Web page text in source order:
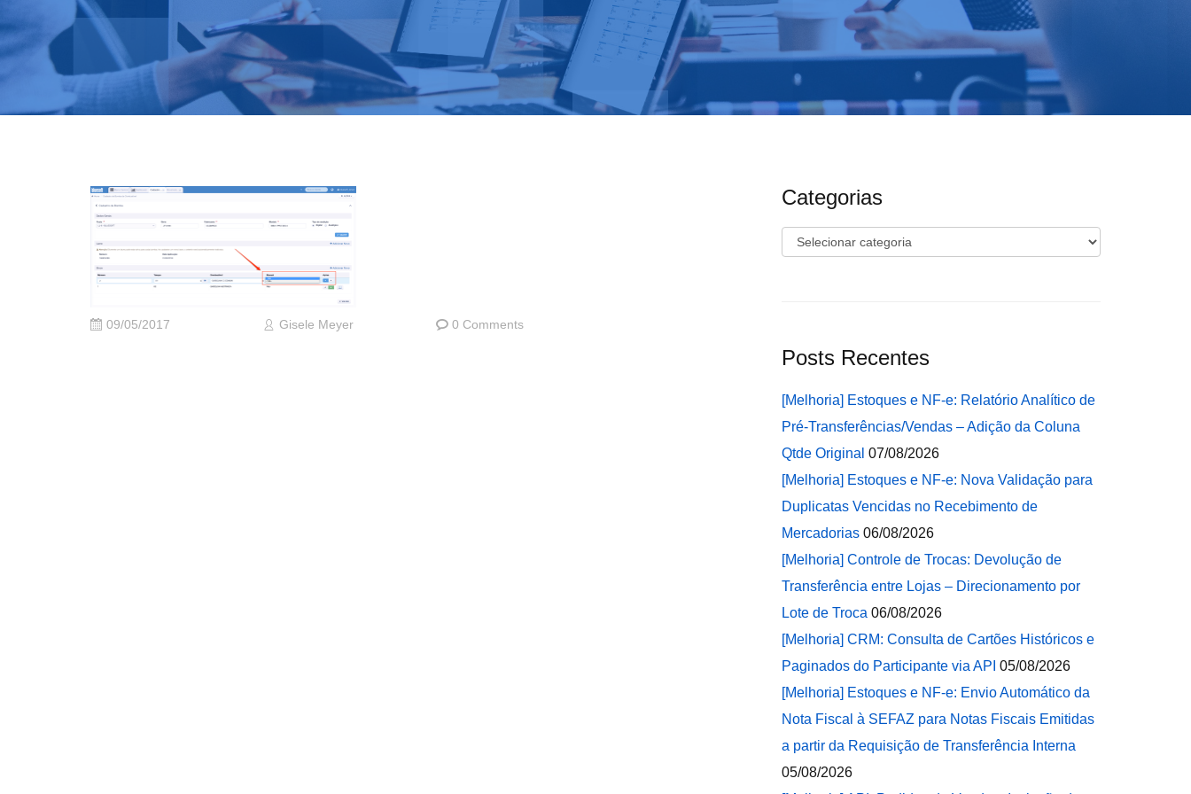
09/05/2017 Gisele Meyer 0 Comments
Categorias
Categorias
Posts Recentes
[Melhoria] Estoques e NF-e: Relatório Analítico de
Pré-Transferências/Vendas – Adição da Coluna
Qtde Original 07/08/2026
[Melhoria] Estoques e NF-e: Nova Validação para
Duplicatas Vencidas no Recebimento de
Mercadorias 06/08/2026
[Melhoria] Controle de Trocas: Devolução de
Transferência entre Lojas – Direcionamento por
Lote de Troca 06/08/2026
[Melhoria] CRM: Consulta de Cartões Históricos e
Paginados do Participante via API 05/08/2026
[Melhoria] Estoques e NF-e: Envio Automático da
Nota Fiscal à SEFAZ para Notas Fiscais Emitidas
a partir da Requisição de Transferência Interna
05/08/2026